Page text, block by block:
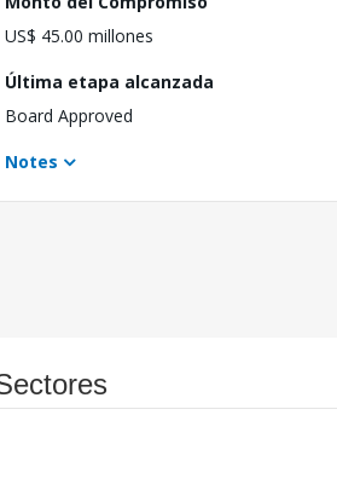
US$ 45.00 millones
Última etapa alcanzada
Board Approved
Notes